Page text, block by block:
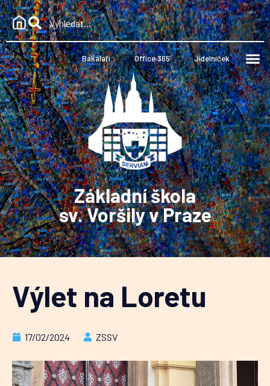
Bakaláři Office 365 Jídelníček
Základní škola
sv. Voršily v Praze
Výlet na Loretu
17/02/2024 ZSSV